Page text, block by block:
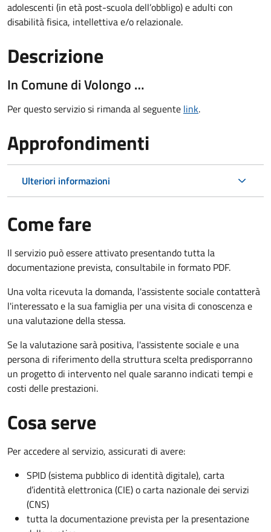
adolescenti (in età post-scuola dell’obbligo) e adulti con
disabilità fisica, intellettiva e/o relazionale.
Descrizione
In Comune di Volongo …
Per questo servizio si rimanda al seguente link.
Approfondimenti
Ulteriori informazioni
Come fare
Il servizio può essere attivato presentando tutta la
documentazione prevista, consultabile in formato PDF.
Una volta ricevuta la domanda, l'assistente sociale contatterà
l'interessato e la sua famiglia per una visita di conoscenza e
una valutazione della stessa.
Se la valutazione sarà positiva, l'assistente sociale e una
persona di riferimento della struttura scelta predisporranno
un progetto di intervento nel quale saranno indicati tempi e
costi delle prestazioni.
Cosa serve
Per accedere al servizio, assicurati di avere:
SPID (sistema pubblico di identità digitale), carta
d’identità elettronica (CIE) o carta nazionale dei servizi
(CNS)
tutta la documentazione prevista per la presentazione